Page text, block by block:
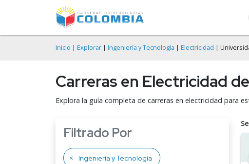
Inicio | Explorar | Ingeniería y Tecnología | Electricidad |
Carreras en Electricidad
Explora la guía completa de carreras en electricidad para
Filtrado Por
Ingeniería y Tecnología